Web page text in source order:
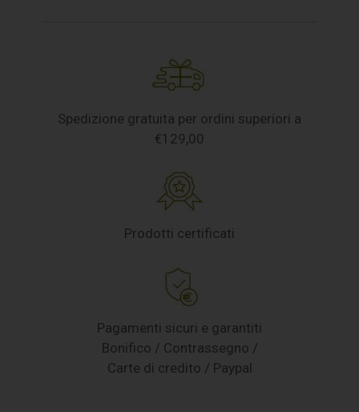
Spedizione gratuita per ordini superiori a
€129,00
Prodotti certificati
Pagamenti sicuri e garantiti
Bonifico / Contrassegno /
Carte di credito / Paypal